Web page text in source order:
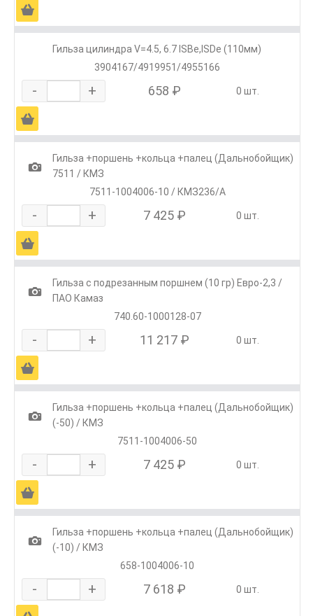
Ä
Гильза цилиндра V=4.5, 6.7 ISBe,ISDe (110мм)
3904167/4919951/4955166
- + 658 ₽ 0 шт.
Ä
1
Гильза +поршень +кольца +палец (Дальнобойщик)
7511 / КМЗ
7511-1004006-10 / КМЗ236/А
- + 7 425 ₽ 0 шт.
Ä
1
Гильза с подрезанным поршнем (10 гр) Евро-2,3 /
ПАО Камаз
740.60-1000128-07
- + 11 217 ₽ 0 шт.
Ä
1
Гильза +поршень +кольца +палец (Дальнобойщик)
(-50) / КМЗ
7511-1004006-50
- + 7 425 ₽ 0 шт.
Ä
1
Гильза +поршень +кольца +палец (Дальнобойщик)
(-10) / КМЗ
658-1004006-10
- + 7 618 ₽ 0 шт.